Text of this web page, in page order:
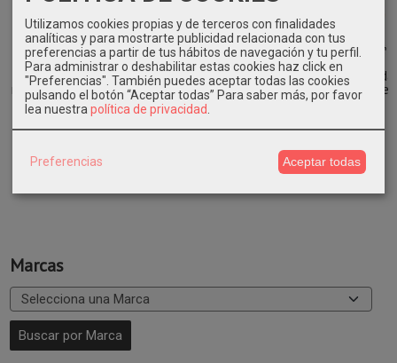
Marcas
Ensaladera
redonda 250ml
600 unidades
52,71 €
Ensaladera
redonda 600ml
400 unidades
76,47 €
Bandeja pulpa
500ml. 1000
uni.
95,47 €
Envase comida
compostable
200 uni.
64,09 €
Utilizamos cookies propias y de terceros con finalidades
analíticas y para mostrarte publicidad relacionada con tus
preferencias a partir de tus hábitos de navegación y tu perfil.
Para administrar o deshabilitar estas cookies haz click en
"Preferencias". También puedes aceptar todas las cookies
pulsando el botón “Aceptar todas” Para saber más, por favor
lea nuestra política de privacidad
Preferencias Aceptar todas